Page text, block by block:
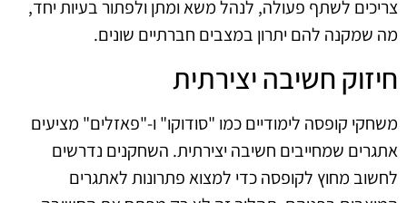
צריכים לשתף פעולה, לנהל משא ומתן ולפתור בעיות יחד,
מה שמקנה להם יתרון במצבים חברתיים שונים.
חיזוק חשיבה יצירתית
משחקי קופסה לימודיים כמו "סודוקו" ו-"פאזלים" מציעים
אתגרים שמחייבים חשיבה יצירתית. השחקנים נדרשים
לחשוב מחוץ לקופסה כדי למצוא פתרונות לאתגרים